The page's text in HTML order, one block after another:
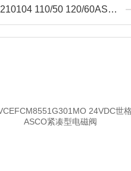
EF8210104 110/50 120/60ASCO黄铜电磁阀